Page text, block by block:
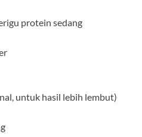
protein sedang
untuk hasil lebih lembut)